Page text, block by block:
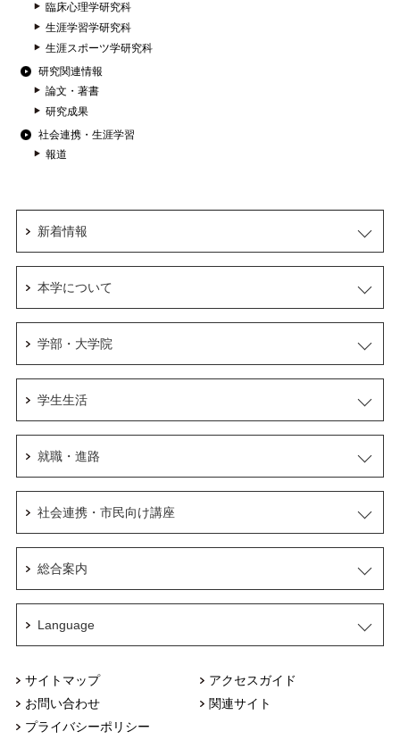
臨床心理学研究科
生涯学習学研究科
生涯スポーツ学研究科
研究関連情報
論文・著書
研究成果
社会連携・生涯学習
報道
サイトマップ
アクセスガイド
お問い合わせ
関連サイト
プライバシーポリシー
新着情報
本学について
学部・大学院
学生生活
就職・進路
社会連携・市民向け講座
総合案内
Language